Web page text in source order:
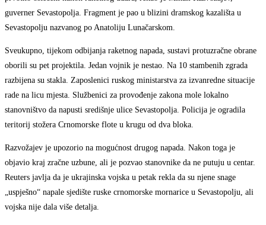
guverner Sevastopolja. Fragment je pao u blizini dramskog kazališta u
Sevastopolju nazvanog po Anatoliju Lunačarskom.
Sveukupno, tijekom odbijanja raketnog napada, sustavi protuzračne obrane
oborili su pet projektila. Jedan vojnik je nestao. Na 10 stambenih zgrada
razbijena su stakla. Zaposlenici ruskog ministarstva za izvanredne situacije
rade na licu mjesta. Službenici za provođenje zakona mole lokalno
stanovništvo da napusti središnje ulice Sevastopolja. Policija je ogradila
teritorij stožera Crnomorske flote u krugu od dva bloka.
Razvožajev je upozorio na mogućnost drugog napada. Nakon toga je
objavio kraj zračne uzbune, ali je pozvao stanovnike da ne putuju u centar.
Reuters javlja da je ukrajinska vojska u petak rekla da su njene snage
„uspješno“ napale sjedište ruske crnomorske mornarice u Sevastopolju, ali
vojska nije dala više detalja.